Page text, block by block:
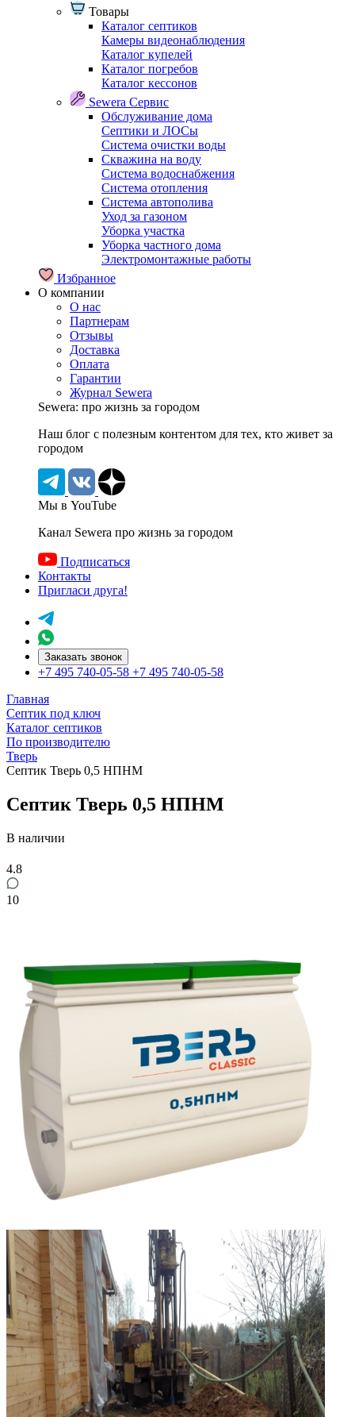
Товары
Каталог септиков
Камеры видеонаблюдения
Каталог купелей
Каталог погребов
Каталог кессонов
Sewera Сервис
Обслуживание дома
Септики и ЛОСы
Система очистки воды
Скважина на воду
Система водоснабжения
Система отопления
Система автополива
Уход за газоном
Уборка участка
Уборка частного дома
Электромонтажные работы
Избранное
О компании
О нас
Партнерам
Отзывы
Доставка
Оплата
Гарантии
Журнал Sewera
Sewera: про жизнь за городом
Наш блог c полезным контентом для тех, кто живет за
городом
Мы в YouTube
Канал Sewera про жизнь за городом
Подписаться
Контакты
Пригласи друга!
Заказать звонок
+7 495 740-05-58 +7 495 740-05-58
Главная
Септик под ключ
Каталог септиков
По производителю
Тверь
Септик Тверь 0,5 НПНМ
Септик Тверь 0,5 НПНМ
В наличии
4.8
10